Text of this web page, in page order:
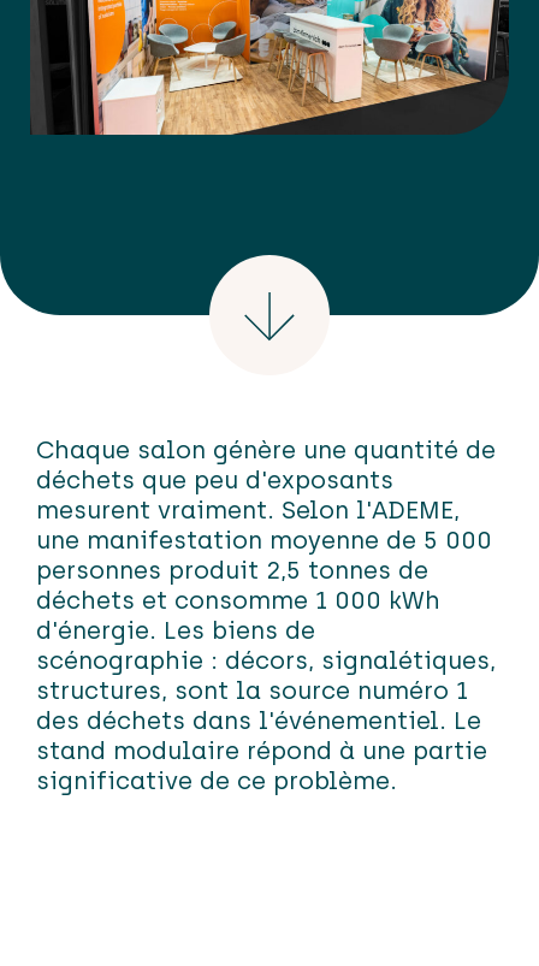
Chaque salon génère une quantité de
déchets que peu d'exposants
mesurent vraiment. Selon l'ADEME,
une manifestation moyenne de 5 000
personnes produit 2,5 tonnes de
déchets et consomme 1 000 kWh
d'énergie. Les biens de
scénographie : décors, signalétiques,
structures, sont la source numéro 1
des déchets dans l'événementiel. Le
stand modulaire répond à une partie
significative de ce problème.